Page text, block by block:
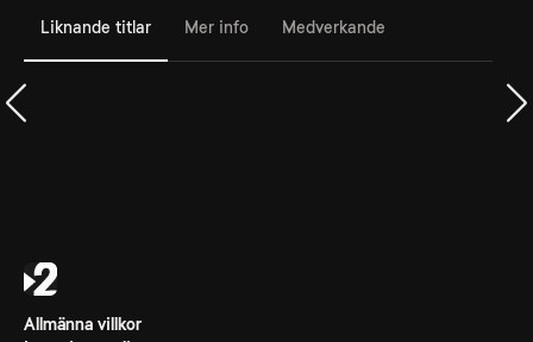
Liknande titlar Mer info Medverkande
Allmänna villkor